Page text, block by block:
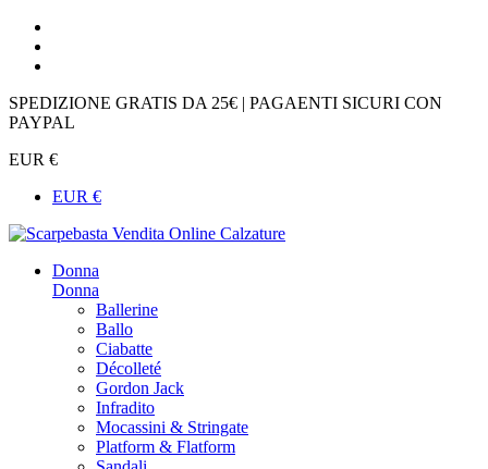
SPEDIZIONE GRATIS DA 25€ | PAGAENTI SICURI CON
PAYPAL
EUR €
EUR €
Donna
Donna
Ballerine
Ballo
Ciabatte
Décolleté
Gordon Jack
Infradito
Mocassini & Stringate
Platform & Flatform